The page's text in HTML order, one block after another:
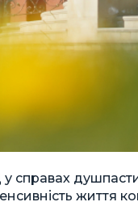
справах
життя